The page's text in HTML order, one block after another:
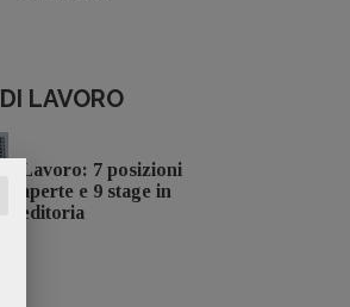
LAVORO
Lavoro: 7 posizioni
aperte e 9 stage in
editoria